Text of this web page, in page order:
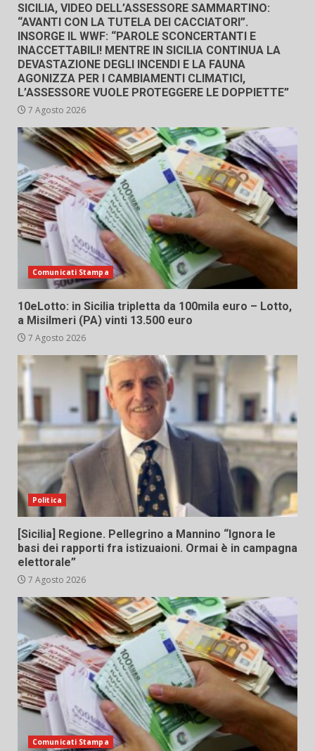
SICILIA, VIDEO DELL’ASSESSORE SAMMARTINO:
“AVANTI CON LA TUTELA DEI CACCIATORI”.
INSORGE IL WWF: “PAROLE SCONCERTANTI E
INACCETTABILI! MENTRE IN SICILIA CONTINUA LA
DEVASTAZIONE DEGLI INCENDI E LA FAUNA
AGONIZZA PER I CAMBIAMENTI CLIMATICI,
L’ASSESSORE VUOLE PROTEGGERE LE DOPPIETTE”
7 Agosto 2026
Comunicati Stampa
10eLotto: in Sicilia tripletta da 100mila euro – Lotto,
a Misilmeri (PA) vinti 13.500 euro
7 Agosto 2026
Politica
[Sicilia] Regione. Pellegrino a Mannino “Ignora le
basi dei rapporti fra istizuaioni. Ormai è in campagna
elettorale”
7 Agosto 2026
Comunicati Stampa